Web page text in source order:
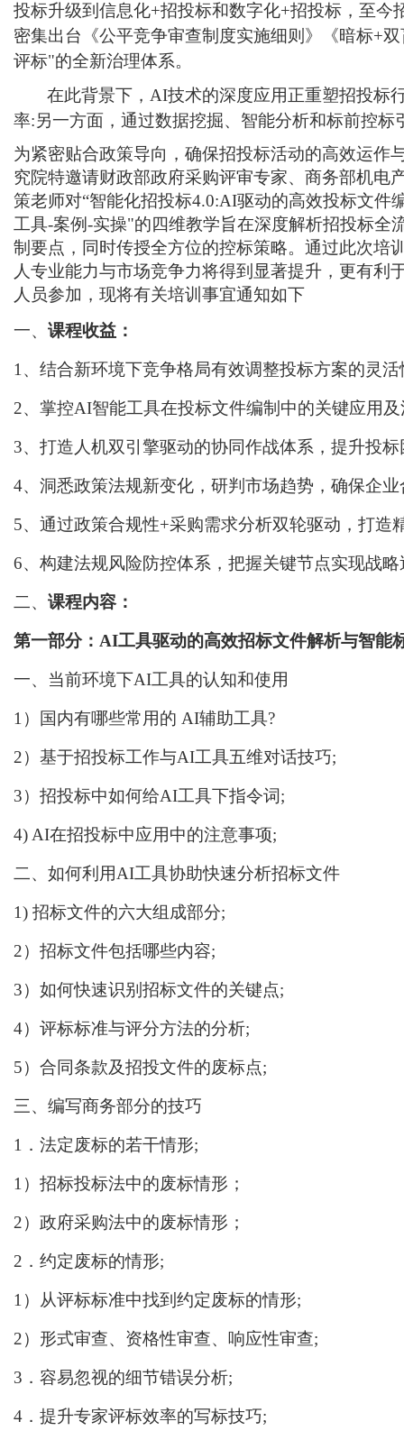
投标升级到信息化+招投标和数字化+招投标，至
密集出台《公平竞争审查制度实施细则》《暗标+
评标"的全新治理体系。
在此背景下， AI技术的深度应用正重塑招投标
率:另一方面，通过数据挖掘、智能分析和标前控
为紧密贴合政策导向，确保招投标活动的高效运作
究院特邀请财政部政府采购评审专家、商务部机电
策老师对“智能化招投标4.0:AI驱动的高效投标文件
工具-案例-实操"的四维教学旨在深度解析招投标全
制要点，同时传授全方位的控标策略。通过此次培
人专业能力与市场竞争力将得到显著提升，更有
人员参加，现将有关培训事宜通知如下
一、 课程收益：
1、结合新环境下竞争格局有效调整投标方案的灵
2、掌控AI智能工具在投标文件编制中的关键应用
3、打造人机双引擎驱动的协同作战体系，提升投
4、洞悉政策法规新变化，研判市场趋势，确保企
5、通过政策合规性+采购需求分析双轮驱动，打造
6、构建法规风险防控体系，把握关键节点实现战
二、 课程内容：
第一部分： AI工具驱动的高效招标文件解析与智能
一、 当前环境下AI工具的认知和使用
1） 国内有哪些常用的 AI辅助工具?
2）基于招投标工作与AI工具五维对话技巧;
3）招投标中如何给AI工具下指令词;
4) AI在招投标中应用中的注意事项;
二、如何利用AI工具协助快速分析招标文件
1) 招标文件的六大组成部分;
2）招标文件包括哪些内容;
3）如何快速识别招标文件的关键点;
4）评标标准与评分方法的分析;
5）合同条款及招投文件的废标点;
三、编写商务部分的技巧
1．法定废标的若干情形;
1）招标投标法中的废标情形；
2）政府采购法中的废标情形；
2．约定废标的情形;
1）从评标标准中找到约定废标的情形;
2）形式审查、资格性审查、响应性审查;
3．容易忽视的细节错误分析;
4．提升专家评标效率的写标技巧;